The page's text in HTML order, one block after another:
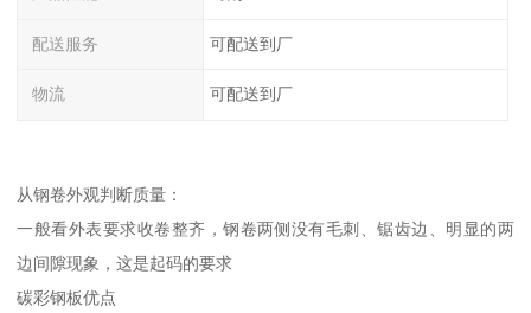
配送服务 可配送到厂
物流 可配送到厂
从钢卷外观判断质量：
一般看外表要求收卷整齐，钢卷两侧没有毛刺、锯齿边、明显的两
边间隙现象，这是起码的要求
碳彩钢板优点